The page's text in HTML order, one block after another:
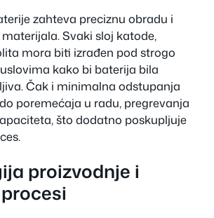
zahteva preciznu obradu i
Svaki sloj katode,
mora biti izrađen pod strogo
kako bi baterija bila
Čak i minimalna odstupanja
poremećaja u radu, pregrevanja
što dodatno poskupljuje
proizvodnje i